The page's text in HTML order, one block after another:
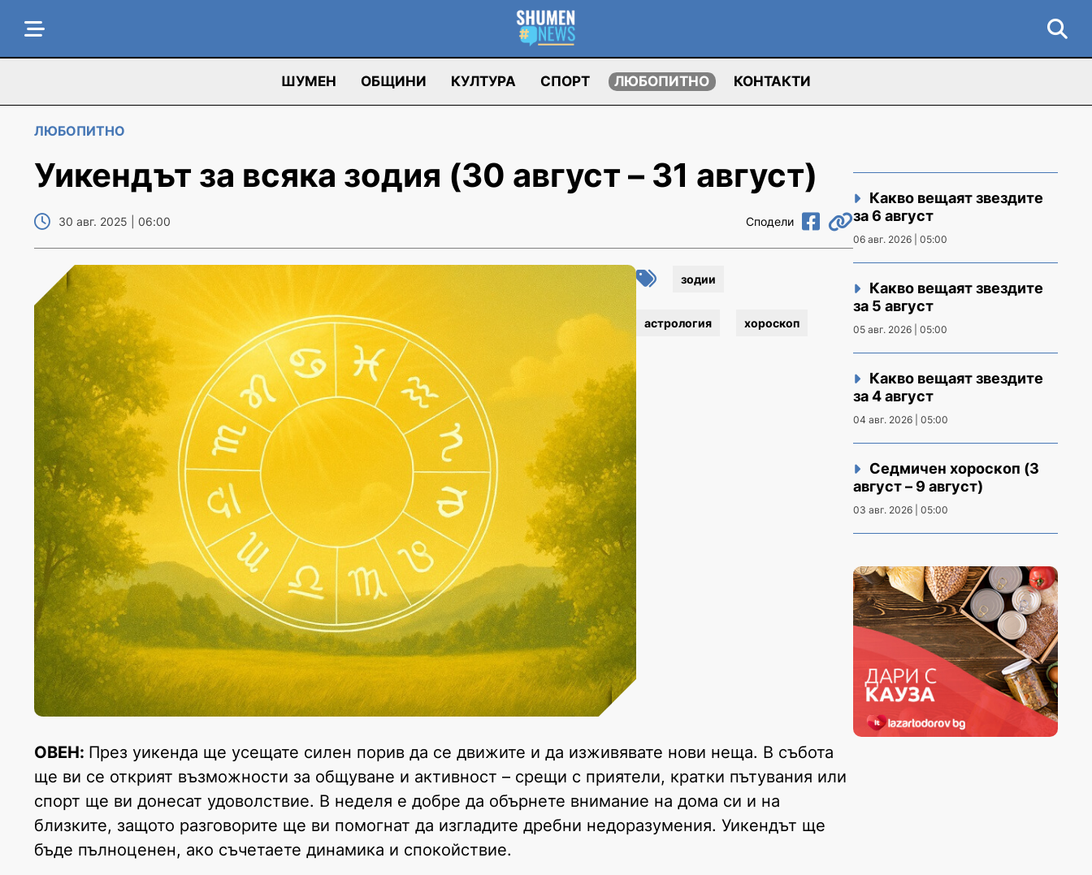
ШУМЕН ОБЩИНИ КУЛТУРА СПОРТ ЛЮБОПИТНО КОНТАКТИ
ЛЮБОПИТНО
Уикендът за всяка зодия (30 август – 31 август)
30 авг. 2025 | 06:00 Сподели
зодии
астрология хороскоп
ОВЕН: През уикенда ще усещате силен порив да се движите и да изживявате нови неща. В събота
ще ви се открият възможности за общуване и активност – срещи с приятели, кратки пътувания или
спорт ще ви донесат удоволствие. В неделя е добре да обърнете внимание на дома си и на
близките, защото разговорите ще ви помогнат да изгладите дребни недоразумения. Уикендът ще
бъде пълноценен, ако съчетаете динамика и спокойствие.
Какво вещаят звездите
за 6 август
06 авг. 2026 | 05:00
Какво вещаят звездите
за 5 август
05 авг. 2026 | 05:00
Какво вещаят звездите
за 4 август
04 авг. 2026 | 05:00
Седмичен хороскоп (3
август – 9 август)
03 авг. 2026 | 05:00